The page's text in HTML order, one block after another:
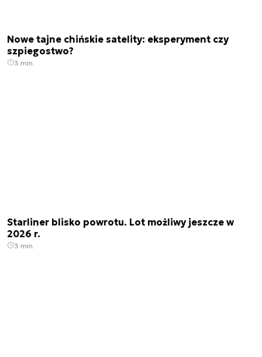
Nowe tajne chińskie satelity: eksperyment czy
szpiegostwo?
3 min.
Starliner blisko powrotu. Lot możliwy jeszcze w
2026 r.
3 min.